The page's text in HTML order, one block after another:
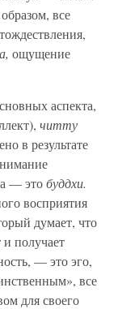
все
ощущение
аспекта,
читту
в результате
— этобуддхи.
восприятия
думает, что
получает
— это эго,
все
для своего